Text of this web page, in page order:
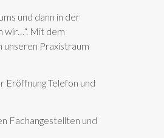
und dann in der
wir…“. Mit dem
unseren Praxistraum
Eröffnung Telefon und
Fachangestellten und